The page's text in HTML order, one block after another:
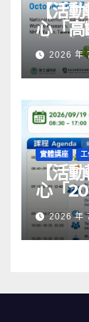
【活動
心「高
社區韌
2026 年
實體講座
【活動
心「
2026 年